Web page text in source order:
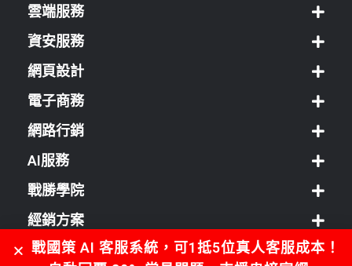
雲端服務
資安服務
網頁設計
電子商務
網路行銷
AI服務
戰勝學院
經銷方案
客服中心
戰國策 AI 客服系統，可1抵5位真人客服成本！